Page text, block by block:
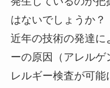
はないでしょうか？
近年の技術の発達
ーの原因（アレル
レルギー検査が可